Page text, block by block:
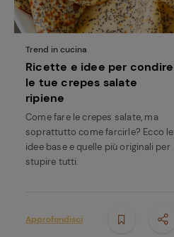
Trend in cucina
Ricette e idee per condire
le tue crepes salate
ripiene
Come fare le crepes salate, ma
soprattutto come farcirle? Ecco le
idee base e quelle più originali per
stupire tutti.
Approfondisci
Ricette